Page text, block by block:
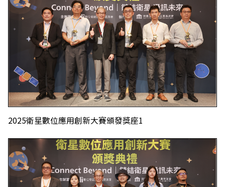
2025衛星數位應用創新大賽頒發獎座1